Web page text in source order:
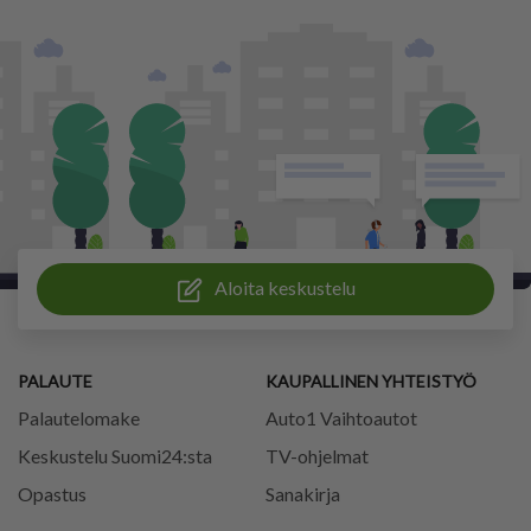
Aloita keskustelu
PALAUTE
Palautelomake
Keskustelu Suomi24:sta
Opastus
KAUPALLINEN YHTEISTYÖ
Auto1 Vaihtoautot
TV-ohjelmat
Sanakirja